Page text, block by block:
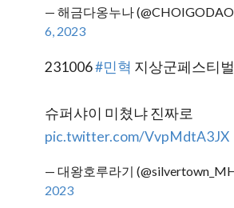
— 해금다옹누나
6, 2023
231006#민혁 지상군페스티벌
슈퍼샤이 미쳤냐 진짜로
pic.twitter.com/VvpMdtA3JX
— 대왕호루라기
2023